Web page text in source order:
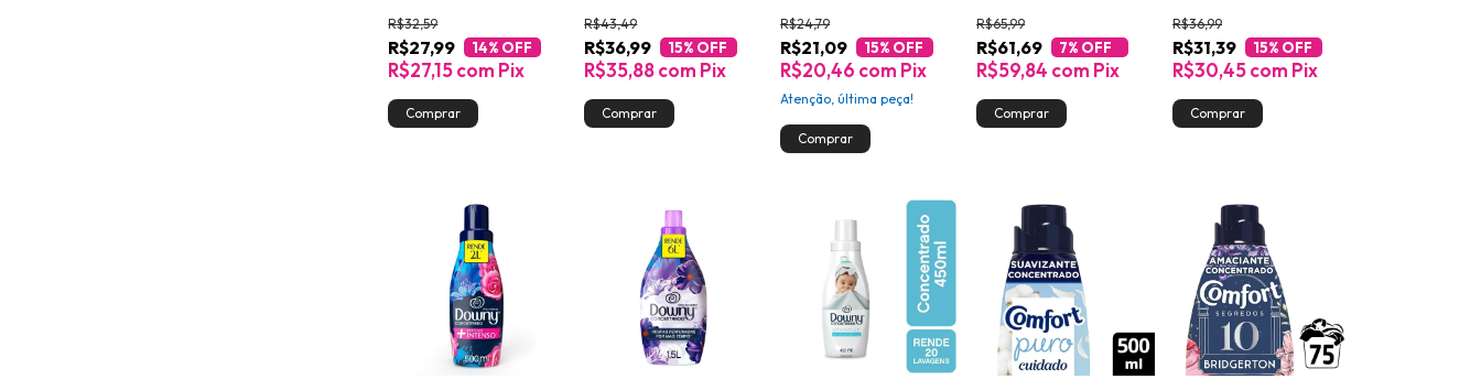
R$27,99
R$32,59
14% OFF
R$27,15com Pix
R$36,99
R$43,49
15% OFF
R$35,88com Pix
R$21,09
R$24,79
15% OFF
R$20,46 com Pix
Atenção, última peça!
R$61,69
R$65,99
7% OFF
R$59,84 com Pix
R$31,39
R$36,99
15% OFF
R$30,45com Pix